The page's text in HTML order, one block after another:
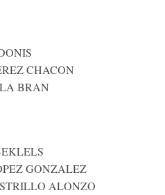
CHACON
BRAN
GONZALEZ
ALONZO